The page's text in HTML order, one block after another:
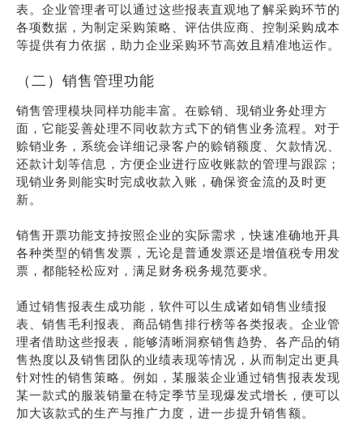
表。企业管理者可以通过这些报表直观地了解采购环节的
各项数据，为制定采购策略、评估供应商、控制采购成本
等提供有力依据，助力企业采购环节高效且精准地运作。
（二）销售管理功能
销售管理模块同样功能丰富。在赊销、现销业务处理方
面，它能妥善处理不同收款方式下的销售业务流程。对于
赊销业务，系统会详细记录客户的赊销额度、欠款情况、
还款计划等信息，方便企业进行应收账款的管理与跟踪；
现销业务则能实时完成收款入账，确保资金流的及时更
新。
销售开票功能支持按照企业的实际需求，快速准确地开具
各种类型的销售发票，无论是普通发票还是增值税专用发
票，都能轻松应对，满足财务税务规范要求。
通过销售报表生成功能，软件可以生成诸如销售业绩报
表、销售毛利报表、商品销售排行榜等各类报表。企业管
理者借助这些报表，能够清晰洞察销售趋势、各产品的销
售热度以及销售团队的业绩表现等情况，从而制定出更具
针对性的销售策略。例如，某服装企业通过销售报表发现
某一款式的服装销量在特定季节呈现爆发式增长，便可以
加大该款式的生产与推广力度，进一步提升销售额。